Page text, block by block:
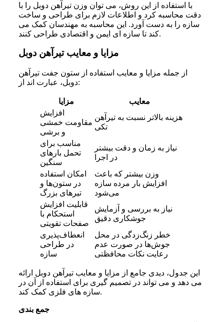
با استفاده از این روش، می ‌توان وزن تیرآهن دوبل را با
دقت محاسبه کرد و اطلاعات لازم برای طراحی و ساخت
سازه را به دست آورد. این محاسبه به مهندسان کمک می‌
کند تا سازه ‌ای ایمن و اقتصادی طراحی کنند.
مزایا و معایب تیرآهن دوبل
از جمله مزایا و معایب استفاده از ستون جفت تیرآهن
دوبل، عبارت ‌اند از:
مزایا
معایب
افزایش
مقاومت خمشی
و برشی
هزینه بالاتر نسبت به تیرآهن
تکی
مناسب برای
تحمل بارهای
سنگین
نیاز به زمان و دقت بیشتر
در اجرا
امکان استفاده
در ستون‌ها و
تیرهای بزرگ
وزن بیشتر که باعث
افزایش بار مرده سازه
می‌شود
قابلیت افزایش
استحکام با
صفحات تقویتی
نیاز به بررسی و آزمایش
جوشکاری دقیق
انعطاف‌پذیری
در طراحی
سازه
خطر زنگ‌زدگی در محل
جوش‌ها در صورت عدم
رعایت نکات محافظتی
این جدول، دیدی جامع از مزایا و معایب تیرآهن دوبل ارائه
می ‌دهد و می‌ تواند در تصمیم ‌گیری برای استفاده از آن در
سازه‌ های فلزی کمک کند.
جمع‌ بندی